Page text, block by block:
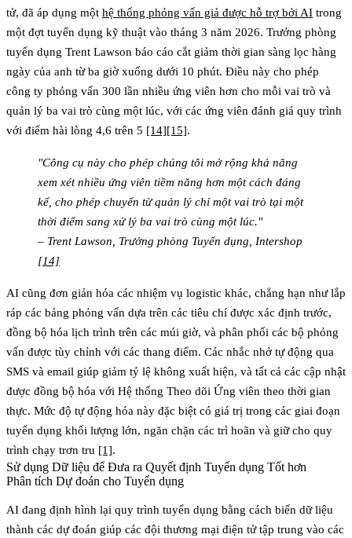
tử, đã áp dụng một hệ thống phỏng vấn giả được hỗ trợ bởi AI trong
một đợt tuyển dụng kỹ thuật vào tháng 3 năm 2026. Trưởng phòng
tuyển dụng Trent Lawson báo cáo cắt giảm thời gian sàng lọc hàng
ngày của anh từ ba giờ xuống dưới 10 phút. Điều này cho phép
công ty phỏng vấn 300 lần nhiều ứng viên hơn cho mỗi vai trò và
quản lý ba vai trò cùng một lúc, với các ứng viên đánh giá quy trình
với điểm hài lòng 4,6 trên 5 [14][15].
"Công cụ này cho phép chúng tôi mở rộng khả năng
xem xét nhiều ứng viên tiềm năng hơn một cách đáng
kể, cho phép chuyển từ quản lý chỉ một vai trò tại một
thời điểm sang xử lý ba vai trò cùng một lúc."
– Trent Lawson, Trưởng phòng Tuyển dụng, Intershop
[14]
AI cũng đơn giản hóa các nhiệm vụ logistic khác, chẳng hạn như lắp
ráp các bảng phỏng vấn dựa trên các tiêu chí được xác định trước,
đồng bộ hóa lịch trình trên các múi giờ, và phân phối các bộ phỏng
vấn được tùy chỉnh với các thang điểm. Các nhắc nhở tự động qua
SMS và email giúp giảm tỷ lệ không xuất hiện, và tất cả các cập nhật
được đồng bộ hóa với Hệ thống Theo dõi Ứng viên theo thời gian
thực. Mức độ tự động hóa này đặc biệt có giá trị trong các giai đoạn
tuyển dụng khối lượng lớn, ngăn chặn các trì hoãn và giữ cho quy
trình chạy trơn tru [1].
Sử dụng Dữ liệu để Đưa ra Quyết định Tuyển dụng Tốt hơn
Phân tích Dự đoán cho Tuyển dụng
AI đang định hình lại quy trình tuyển dụng bằng cách biến dữ liệu
thành các dự đoán giúp các đội thương mại điện tử tập trung vào các